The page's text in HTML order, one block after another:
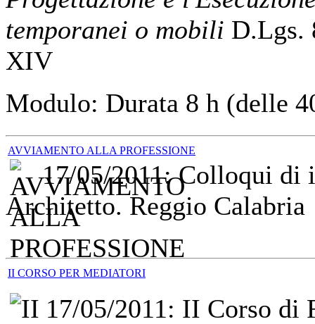
temporanei o mobili D.Lgs.
XIV
Modulo: Durata 8 h (delle
AVVIAMENTO ALLA PROFESSIONE
17/05/2011: Colloqui di
Architetto. Reggio Calabria
II CORSO PER MEDIATORI
17/05/2011: II Corso di